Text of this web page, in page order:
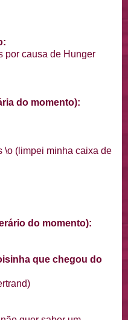
por causa de Hunger
do momento):
\o (limpei minha caixa de
do momento):
que chegou do